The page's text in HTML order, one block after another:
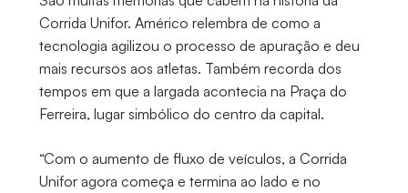
Corrida Unifor. Américo relembra de como a
tecnologia agilizou o processo de apuração e deu
mais recursos aos atletas. Também recorda dos
tempos em que a largada acontecia na Praça do
Ferreira, lugar simbólico do centro da capital.
“Com o aumento de fluxo de veículos, a Corrida
Unifor agora começa e termina ao lado e no